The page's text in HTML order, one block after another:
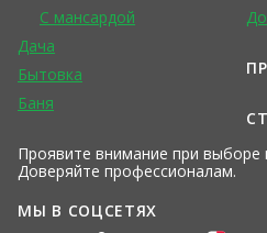
С мансардой
Дача
Бытовка
Баня
Проявите внимание при выборе
Доверяйте профессионалам.
МЫ В СОЦСЕТЯХ